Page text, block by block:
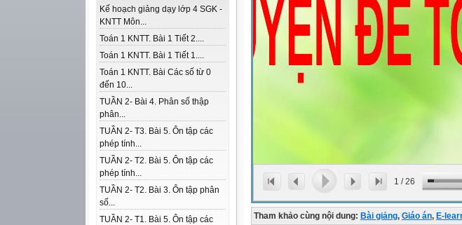
Kế hoạch giảng dạy lớp 4 SGK -
KNTT Môn...
Toán 1 KNTT. Bài 1 Tiết 2....
Toán 1 KNTT. Bài 1 Tiết 1....
Toán 1 KNTT. Bài Các số từ 0
đến 10...
TUẦN 2- Bài 4. Phân số thập
phân...
TUẦN 2- T3. Bài 5. Ôn tập các
phép tính...
TUẦN 2- T2. Bài 5. Ôn tập các
phép tính...
TUẦN 2- T2. Bài 3. Ôn tập phân
số...
TUẦN 2- T1. Bài 5. Ôn tập các
1 /26
Tham khảo cùng nội dung: Bài giảng, Giáo án, E-